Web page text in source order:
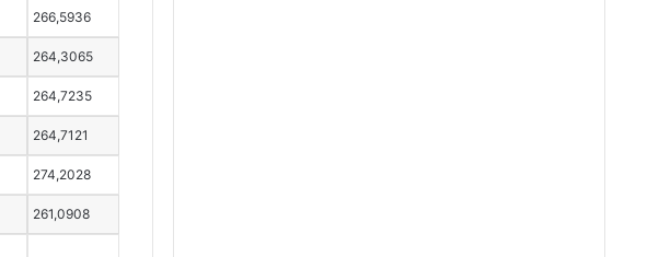
266,5936
264,3065
264,7235
264,7121
274,2028
261,0908